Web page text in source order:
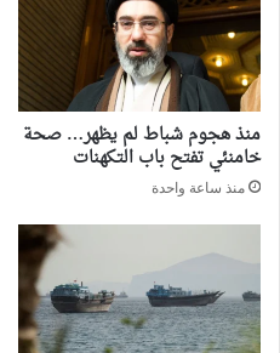
منذ هجوم شباط لم يظهر… صحة
خامنئي تفتح باب التكهنات
منذ ساعة واحدة